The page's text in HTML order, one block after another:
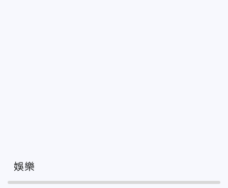
娛樂